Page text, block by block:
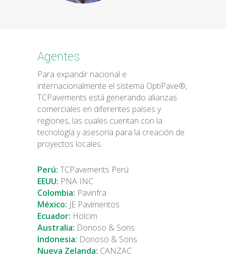
Agentes
Para expandir nacional e
internacionalmente el sistema OptiPave®,
TCPavements está generando alianzas
comerciales en diferentes países y
regiones, las cuales cuentan con la
tecnología y asesoría para la creación de
proyectos locales.
Perú: TCPavements Perú
EEUU: PNA INC
Colombia: Pavinfra
México: JE Pavimentos
Ecuador: Holcim
Australia: Donoso & Sons
Indonesia: Donoso & Sons
Nueva Zelanda: CANZAC